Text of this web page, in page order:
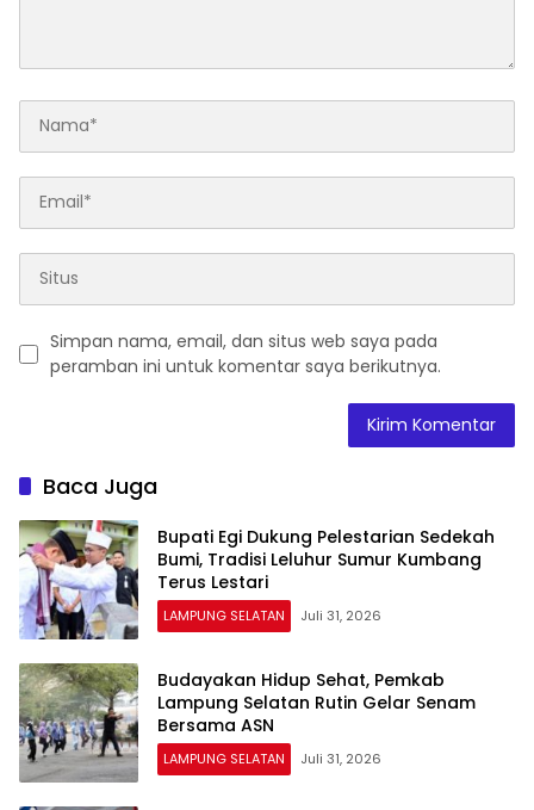
Simpan nama, email, dan situs web saya pada
peramban ini untuk komentar saya berikutnya.
Baca Juga
Bupati Egi Dukung Pelestarian Sedekah
Bumi, Tradisi Leluhur Sumur Kumbang
Terus Lestari
LAMPUNG SELATAN Juli 31, 2026
Budayakan Hidup Sehat, Pemkab
Lampung Selatan Rutin Gelar Senam
Bersama ASN
LAMPUNG SELATAN Juli 31, 2026